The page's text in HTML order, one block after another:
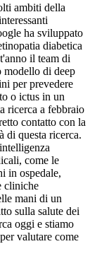
ambiti della
ha sviluppato
diabetica
il team di
modello di deep
per prevedere
o ictus in un
ricerca a febbraio
contatto con la
di questa ricerca.
come le
in ospedale,
cliniche
mani di un
sulla salute dei
oggi e stiamo
valutare come